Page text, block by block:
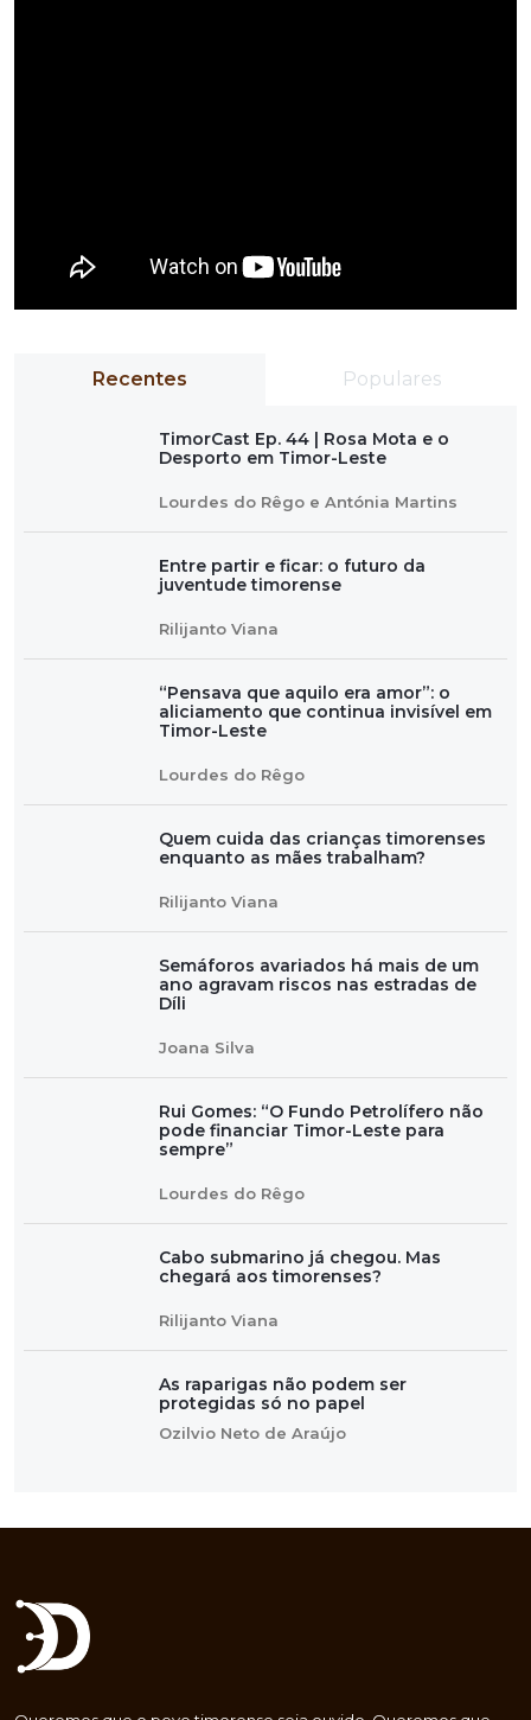
Recentes Populares
TimorCast Ep. 44 | Rosa Mota e o
Desporto em Timor-Leste
Lourdes do Rêgo e Antónia Martins
Entre partir e ficar: o futuro da
juventude timorense
Rilijanto Viana
“Pensava que aquilo era amor”: o
aliciamento que continua invisível em
Timor-Leste
Lourdes do Rêgo
Quem cuida das crianças timorenses
enquanto as mães trabalham?
Rilijanto Viana
Semáforos avariados há mais de um
ano agravam riscos nas estradas de
Díli
Joana Silva
Rui Gomes: “O Fundo Petrolífero não
pode financiar Timor-Leste para
sempre”
Lourdes do Rêgo
Cabo submarino já chegou. Mas
chegará aos timorenses?
Rilijanto Viana
As raparigas não podem ser
protegidas só no papel
Ozilvio Neto de Araújo